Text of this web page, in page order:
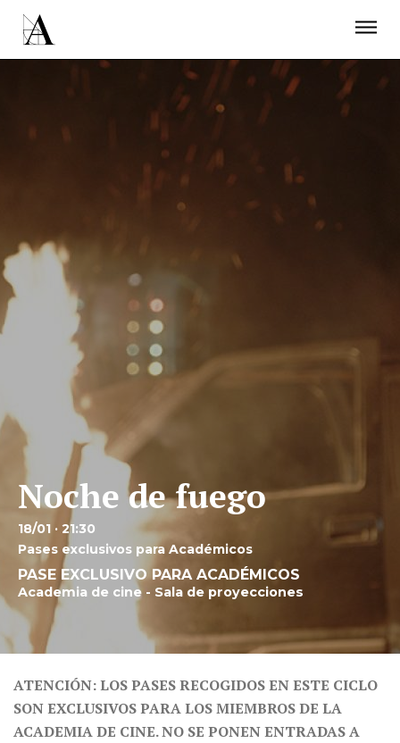
Noche de fuego
18/01 · 21:30
Pases exclusivos para Académicos
PASE EXCLUSIVO PARA ACADÉMICOS
Academia de cine - Sala de proyecciones
ATENCIÓN: LOS PASES RECOGIDOS EN ESTE CICLO
SON EXCLUSIVOS PARA LOS MIEMBROS DE LA
ACADEMIA DE CINE. NO SE PONEN ENTRADAS A
ACTUALIDAD
PROYECTOS
ÚNETE A LA ACADEMIA DE CINE